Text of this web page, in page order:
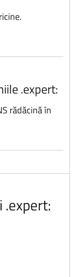
.expert:
rădăcină în
.expert: